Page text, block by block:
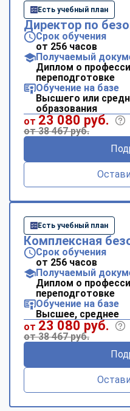
Есть учебный план
Директор по
Срок обучения
от 256 часов
Получаемый
Диплом о
переподготовке
Обучение на базе
Высшего или
образования
от 23 080 руб.
от 38 467 руб.
Есть учебный план
Комплексная
Срок обучения
от 256 часов
Получаемый
Диплом о
переподготовке
Обучение на базе
Высшее, среднее
от 23 080 руб.
от 38 467 руб.